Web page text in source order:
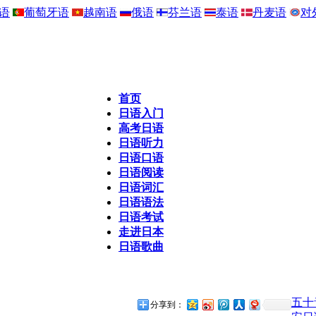
葡萄牙语 越南语 俄语 芬兰语 泰语 丹麦语 对
首页
日语入门
高考日语
日语听力
日语口语
日语阅读
日语词汇
日语语法
日语考试
走进日本
日语歌曲
分享到：
五